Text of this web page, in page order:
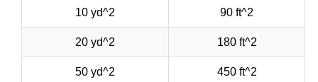
10 yd^2 90 ft^2
20 yd^2 180 ft^2
50 yd^2 450 ft^2